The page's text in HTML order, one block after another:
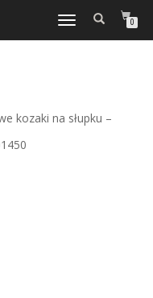
WŁĄCZ
NAWIGACJĘ
0
kozaki na słupku –